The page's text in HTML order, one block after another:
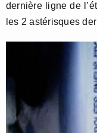
dernière ligne de
les 2 astérisques